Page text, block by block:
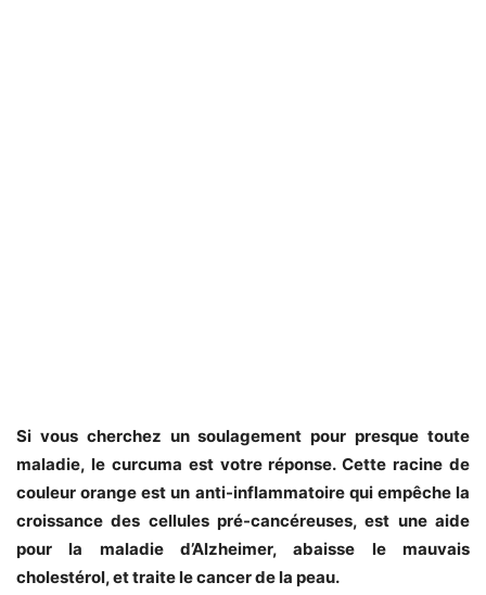
Si vous cherchez un soulagement pour presque toute
maladie, le curcuma est votre réponse. Cette racine de
couleur orange est un anti-inflammatoire qui empêche la
croissance des cellules pré-cancéreuses, est une aide
pour la maladie d’Alzheimer, abaisse le mauvais
cholestérol, et traite le cancer de la peau.